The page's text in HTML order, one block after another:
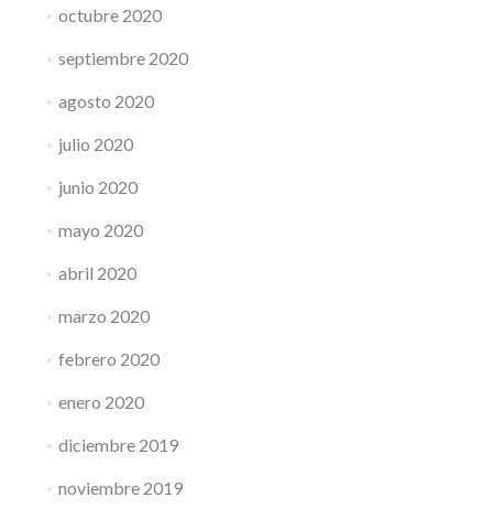
octubre 2020
septiembre 2020
agosto 2020
julio 2020
junio 2020
mayo 2020
abril 2020
marzo 2020
febrero 2020
enero 2020
diciembre 2019
noviembre 2019